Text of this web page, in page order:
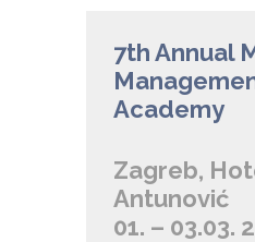
7th Annual
Academy
Zagreb,
Antunović
01. – 03.03.